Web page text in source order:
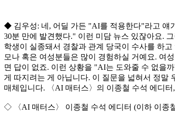
◆ 김우성: 네, 어딜 가든 "AI를 적용한다"라고 얘
30분 만에 발견했다." 이런 미담 뉴스 있잖아요.
학생이 실종돼서 경찰과 관계 당국이 수사를 하
모나 혹은 여성분들은 많이 경험하실 거예요. 여
면 답이 없죠. 이런 상황을 "AI는 도와줄 수 없을
게 따지려는 게 아닙니다. 이 질문을 넓혀서 정말
매체입니다. 〈AI 매터스〉의 이종철 수석 에디
◇ 〈AI 매터스〉 이종철 수석 에디터 (이하 이종